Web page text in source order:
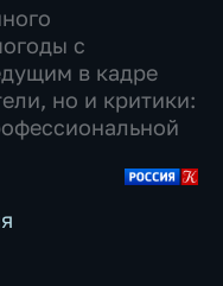
с
в кадре
но и критики: